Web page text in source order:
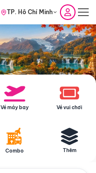
TP. Hồ Chí Minh
Vé máy bay Vé vui chơi
Combo Thêm